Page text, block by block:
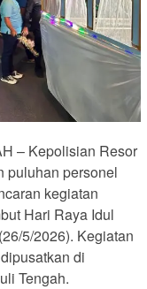
– Kepolisian Resor
puluhan personel
kegiatan
Hari Raya Idul
5/2026). Kegiatan
di
Tengah.